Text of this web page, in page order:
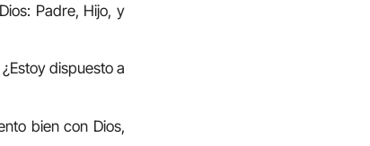
Padre, Hijo, y
dispuesto a
bien con Dios,